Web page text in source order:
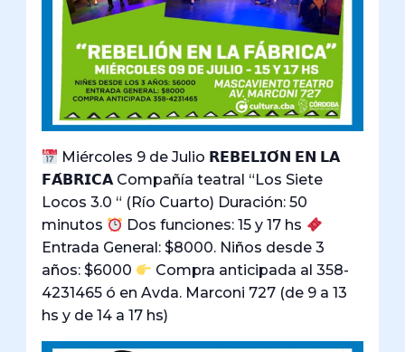
Miércoles 9 de Julio 𝗥𝗘𝗕𝗘𝗟𝗜𝗢́𝗡 𝗘𝗡 𝗟𝗔
𝗙𝗔́𝗕𝗥𝗜𝗖𝗔 Compañía teatral “Los Siete
Locos 3.0 “ (Río Cuarto) Duración: 50
minutos
Dos funciones: 15 y 17 hs
Entrada General: $8000. Niños desde 3
años: $6000
Compra anticipada al 358-
4231465 ó en Avda. Marconi 727 (de 9 a 13
hs y de 14 a 17 hs)